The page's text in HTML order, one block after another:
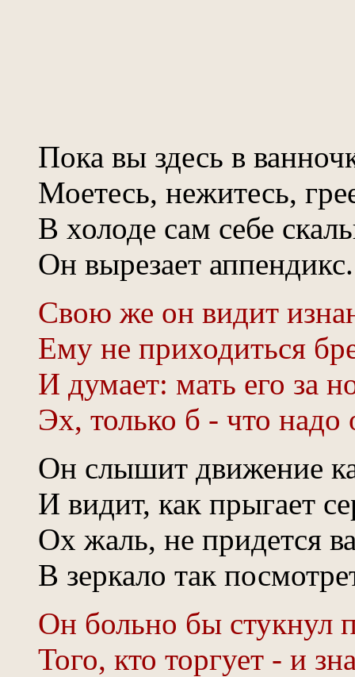
Пока вы здесь в
Моетесь, нежитесь,
В холоде сам себе
Он вырезает аппендикс.
Свою же он видит
Ему не приходиться
И думает: мать его за
Эх, только б - что надо
Он слышит движение
И видит, как прыгает
Ох жаль, не придется
В зеркало так
Он больно бы стукнул
Того, кто торгует - и